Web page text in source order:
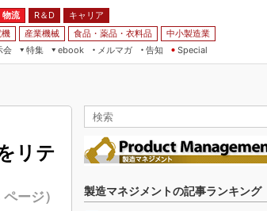
物流 R＆D
キャリア
機 産業機械 食品・薬品・衣料品
中小製造業
会
特集
ebook
メルマガ
告知 Special
リテ
ページ） 製造マネジメントの記事ランキング